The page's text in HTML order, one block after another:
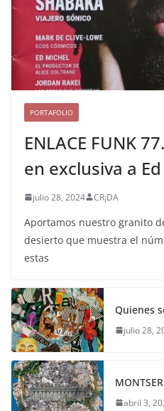
PORTAFOLIO
ENLACE FUNK
en exclusiva a
julio 28, 2024 CR¡DA
Aportamos nuestro granito
desierto que muestra el
estas
Quienes
julio 28,
abril 3,